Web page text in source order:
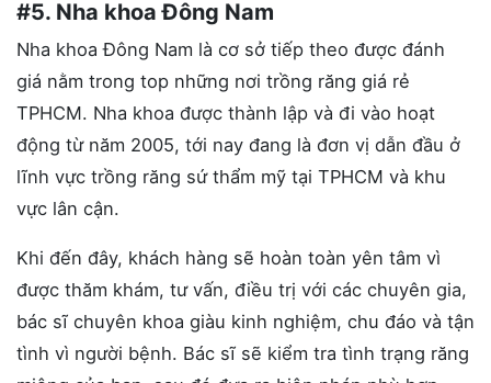
#5. Nha khoa Đông Nam
Nha khoa Đông Nam là cơ sở tiếp theo được đánh
giá nằm trong top những nơi trồng răng giá rẻ
TPHCM. Nha khoa được thành lập và đi vào hoạt
động từ năm 2005, tới nay đang là đơn vị dẫn đầu ở
lĩnh vực trồng răng sứ thẩm mỹ tại TPHCM và khu
vực lân cận.
Khi đến đây, khách hàng sẽ hoàn toàn yên tâm vì
được thăm khám, tư vấn, điều trị với các chuyên gia,
bác sĩ chuyên khoa giàu kinh nghiệm, chu đáo và tận
tình vì người bệnh. Bác sĩ sẽ kiểm tra tình trạng răng